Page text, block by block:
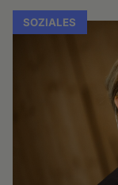
SOZIALES